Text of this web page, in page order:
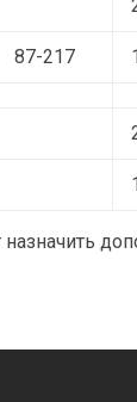
87-217